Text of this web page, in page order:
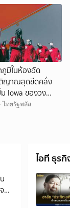
ภูมิในห้องอัด
ญาณสุดขีดคลั่ง
Iowa ของวง
ไทยรัฐพลัส
ไอที ธุรกิ